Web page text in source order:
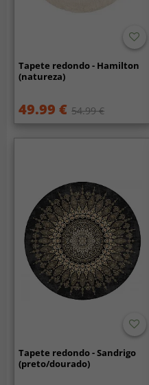
Tapete redondo - Hamilton
(natureza)
49.99 € 54.99 €
Tapete redondo - Sandrigo
(preto/dourado)